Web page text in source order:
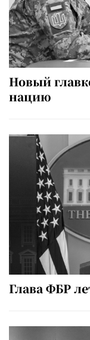
Новый
нацию
Глава ФБР